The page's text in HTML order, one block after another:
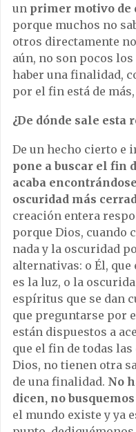
un primer motivo de
porque muchos no
otros directamente
aún, no son pocos
haber una finalidad,
por el fin está de
¿De dónde sale esta
De un hecho cierto e
pone a buscar el fin
acaba
oscuridad más
creación entera
porque Dios, cuando
nada y la oscuridad
alternativas: o Él, que
es la luz, o la
espíritus que se dan
que preguntarse por
están dispuestos a
que el fin de todas las
Dios, no tienen otra
de una finalidad. No
dicen, no
el mundo existe y ya